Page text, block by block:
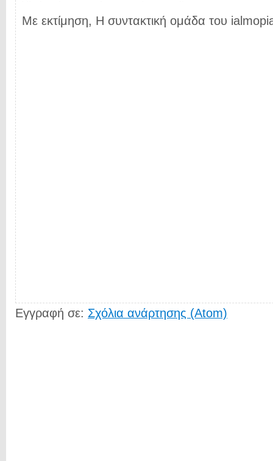
Με εκτίμηση, Η συντακτική ομάδα του
Εγγραφή σε: Σχόλια ανάρτησης (Atom)